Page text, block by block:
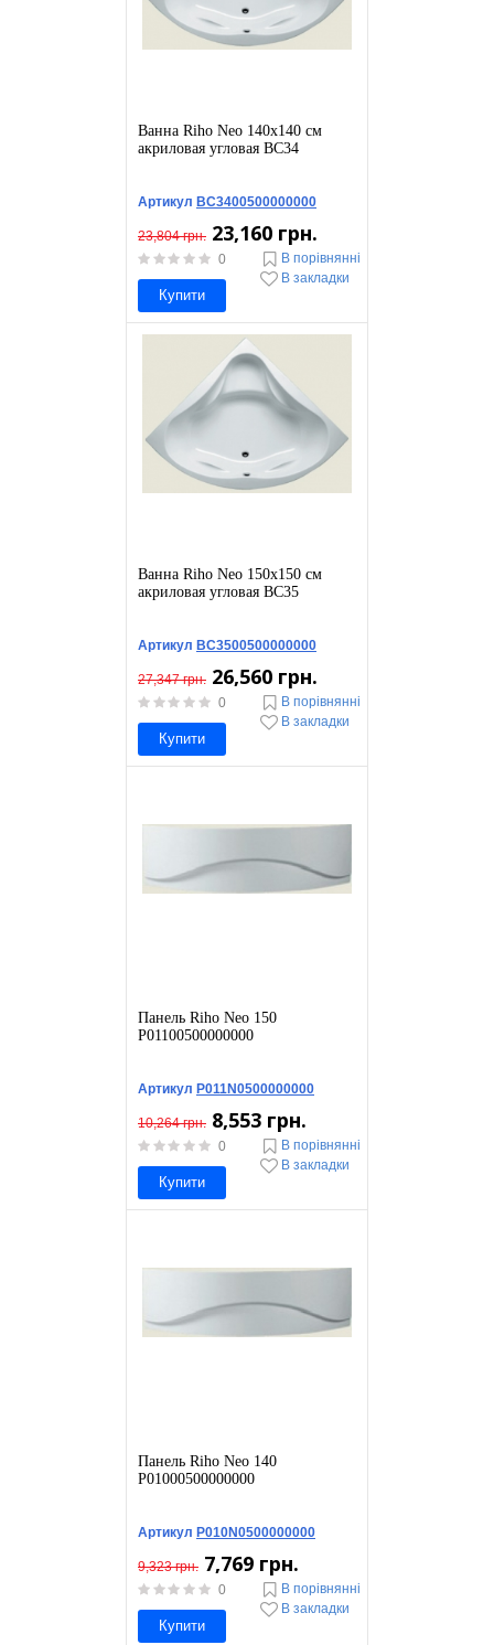
Ванна Riho Neo 140x140 см
акриловая угловая BC34
Артикул BC3400500000000
23,804 грн. 23,160 грн.
0
Купити
В порівнянні
В закладки
Ванна Riho Neo 150х150 см
акриловая угловая BC35
Артикул BC3500500000000
27,347 грн. 26,560 грн.
0
Купити
В порівнянні
В закладки
Панель Riho Neo 150
P01100500000000
Артикул P011N0500000000
10,264 грн. 8,553 грн.
0
Купити
В порівнянні
В закладки
Панель Riho Neo 140
P01000500000000
Артикул P010N0500000000
9,323 грн. 7,769 грн.
0
Купити
В порівнянні
В закладки